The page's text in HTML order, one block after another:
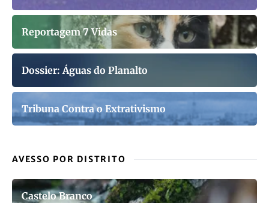
Reportagem 7 Vidas
Dossier: Águas do Planalto
Tribuna Contra o Extrativismo
AVESSO POR DISTRITO
Castelo Branco